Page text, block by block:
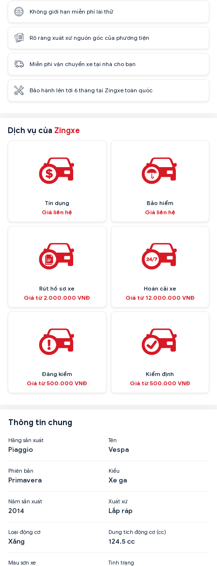
Không giới hạn miễn phí lái thử
Rõ ràng xuất xứ nguồn gốc của phương tiện
Miễn phí vận chuyển xe tại nhà cho bạn
Bảo hành lên tới 6 tháng tại Zingxe toàn quốc
Dịch vụ của Zingxe
Tín dụng
Giá liên hệ
Bảo hiểm
Giá liên hệ
Rút hồ sơ xe
Giá từ 2.000.000 VNĐ
Hoán cải xe
Giá từ 12.000.000 VNĐ
Đăng kiểm
Giá từ 500.000 VNĐ
Kiểm định
Giá từ 500.000 VNĐ
Thông tin chung
Hãng sản xuất
Piaggio
Tên
Vespa
Phiên bản
Primavera
Kiểu
Xe ga
Năm sản xuất
2014
Xuất xứ
Lắp ráp
Loại động cơ
Xăng
Dung tích động cơ (cc)
124.5 cc
Màu sơn xe Tình trạng